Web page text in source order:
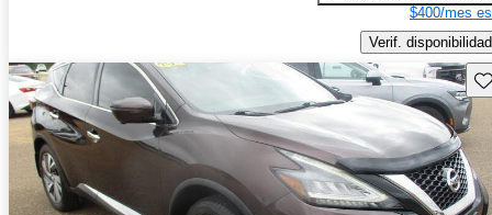
$400/mes
Verif. disponibilidad